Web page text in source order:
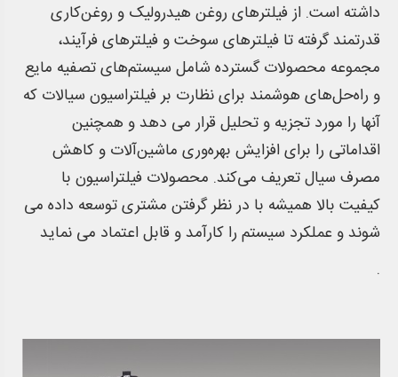
داشته است. از فیلترهای روغن هیدرولیک و روغن‌کاری
قدرتمند گرفته تا فیلترهای سوخت و فیلترهای فرآیند،
مجموعه محصولات گسترده شامل سیستم‌های تصفیه مایع
و راه‌حل‌های هوشمند برای نظارت بر فیلتراسیون سیالات که
آنها را مورد تجزیه و تحلیل قرار می دهد و همچنین
اقداماتی را برای افزایش بهره‌وری ماشین‌آلات و کاهش
مصرف سیال تعریف می‌کند. محصولات فیلتراسیون با
کیفیت بالا همیشه با در نظر گرفتن مشتری توسعه داده می
شوند و عملکرد سیستم را کارآمد و قابل اعتماد می نماید
.